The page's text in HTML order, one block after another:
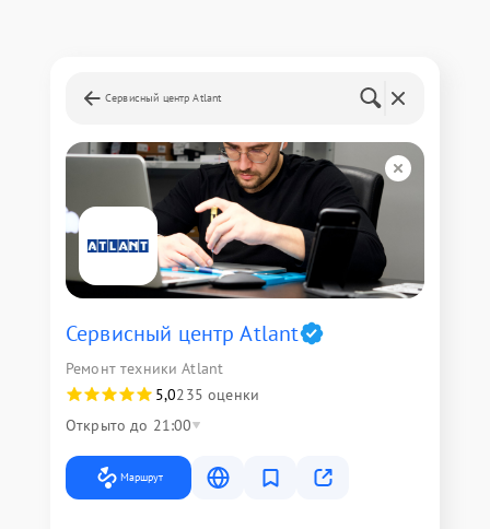
Сервисный центр Atlant
Сервисный центр Atlant
Ремонт техники Atlant
5,0235 оценки
Открыто до 21:00
Маршрут